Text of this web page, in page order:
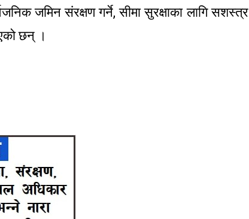
जमिन संरक्षण गर्ने, सीमा सुरक्षाका लागि सशस्त्र
छन् ।